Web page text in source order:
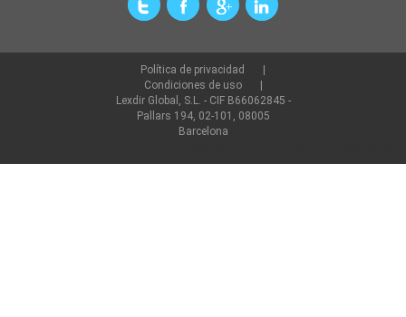
Política de privacidad
Condiciones de uso
Lexdir Global, S.L. - CIF B66062845 -
Pallars 194, 02-101, 08005
Barcelona